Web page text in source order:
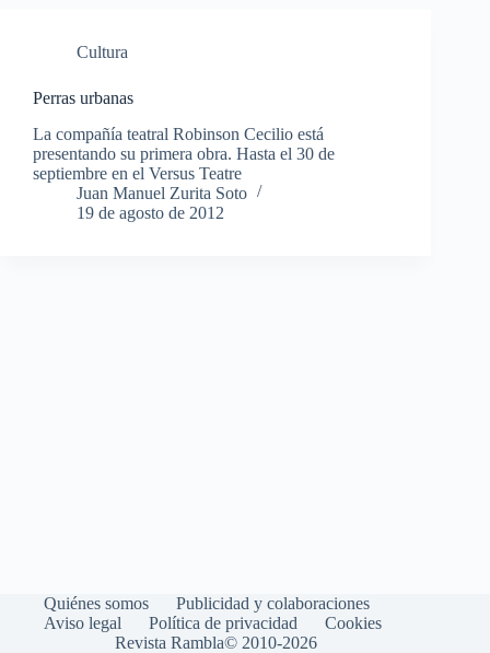
Cultura
Perras urbanas
La compañía teatral Robinson Cecilio está
presentando su primera obra. Hasta el 30 de
septiembre en el Versus Teatre
Juan Manuel Zurita Soto
19 de agosto de 2012
Quiénes somos
Publicidad y colaboraciones
Aviso legal
Política de privacidad
Cookies
Revista Rambla© 2010-2026